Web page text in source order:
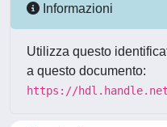
Informazioni
Utilizza questo
a questo documento:
https://hdl.handle.net/